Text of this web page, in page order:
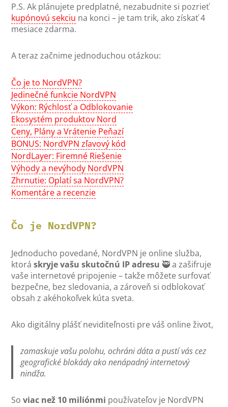
P.S. Ak plánujete predplatné, nezabudnite si pozrieť
kupónovú sekciu na konci – je tam trik, ako získať 4
mesiace zdarma.
A teraz začnime jednoduchou otázkou:
Čo je to NordVPN?
Jedinečné funkcie NordVPN
Výkon: Rýchlosť a Odblokovanie
Ekosystém produktov Nord
Ceny, Plány a Vrátenie Peňazí
BONUS: NordVPN zľavový kód
NordLayer: Firemné Riešenie
Výhody a nevýhody NordVPN
Zhrnutie: Oplatí sa NordVPN?
Komentáre a recenzie
Čo je NordVPN?
Jednoducho povedané, NordVPN je online služba,
ktoráskryje vašu skutočnú IP adresu 🥷 a zašifruje
vaše internetové pripojenie – takže môžete surfovať
bezpečne, bez sledovania, a zároveň si odblokovať
obsah z akéhokoľvek kúta sveta.
Ako digitálny plášť neviditeľnosti pre váš online život,
zamaskuje vašu polohu, ochráni dáta a pustí vás cez
geografické blokády ako nenápadný internetový
nindža.
Soviac než 10 miliónmi používateľov je NordVPN